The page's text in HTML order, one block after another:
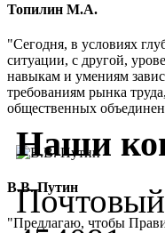
Топилин М.А.
"Сегодня, в условиях
ситуации, с другой,
навыкам и умениям
требованиям рынка
общественных
В.В. Путин
"Предлагаю, чтобы
Наши